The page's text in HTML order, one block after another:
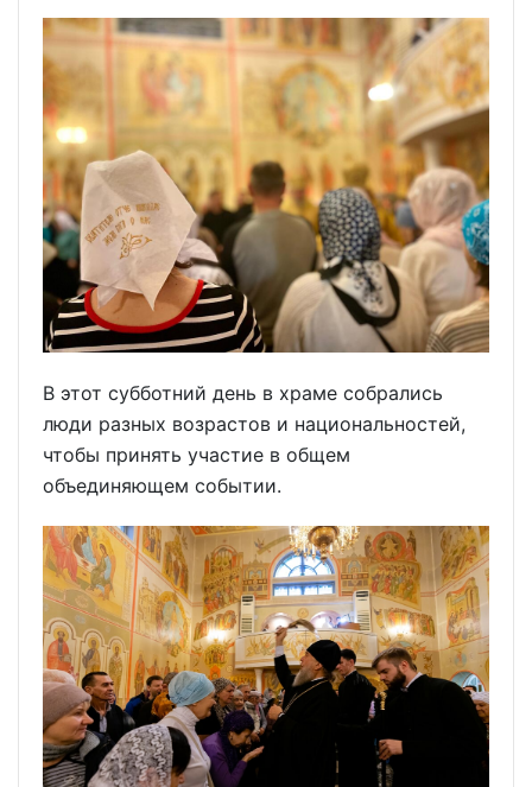
В этот субботний день в храме собрались
люди разных возрастов и национальностей,
чтобы принять участие в общем
объединяющем событии.